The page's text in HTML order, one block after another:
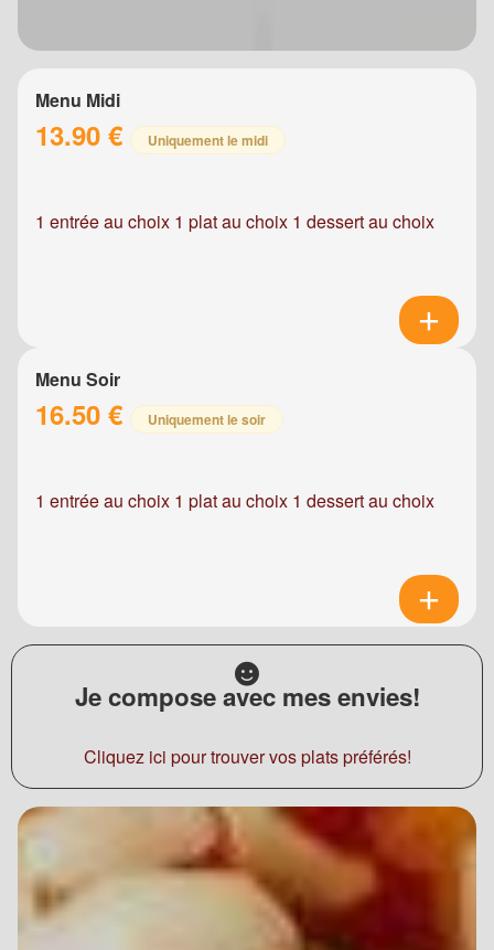
Menu Midi
13.90 € Uniquement le midi
1 entrée au choix 1 plat au choix 1 dessert au choix
Menu Soir
16.50 € Uniquement le soir
1 entrée au choix 1 plat au choix 1 dessert au choix
Je compose avec mes envies!
Cliquez ici pour trouver vos plats préférés!